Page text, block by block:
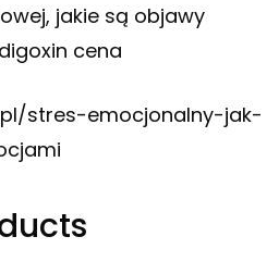
jakie są objawy
cena
stres-emocjonalny-jak-